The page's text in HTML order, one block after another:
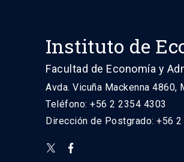
Instituto de
Facultad de Economía y
Avda. Vicuña Mackenna 4860,
Teléfono: +56 2 2354 4303
Dirección de Postgrado: +56